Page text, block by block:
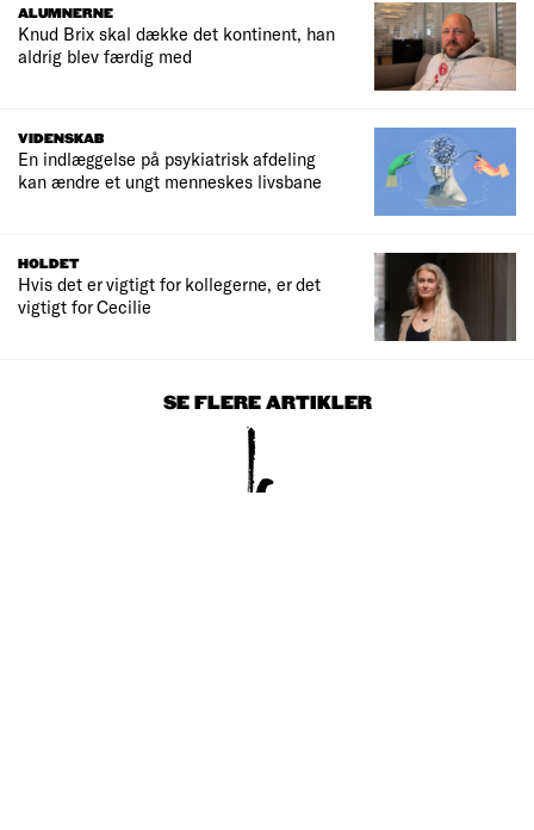
ALUMNERNE
Knud Brix skal dække det kontinent, han
aldrig blev færdig med
VIDENSKAB
En indlæggelse på psykiatrisk afdeling
kan ændre et ungt menneskes livsbane
HOLDET
Hvis det er vigtigt for kollegerne, er det
vigtigt for Cecilie
SE FLERE ARTIKLER